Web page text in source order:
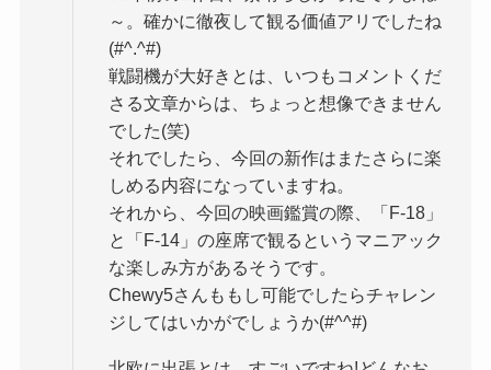
～。確かに徹夜して観る価値アリでしたね
(#^.^#)
戦闘機が大好きとは、いつもコメントくだ
さる文章からは、ちょっと想像できません
でした(笑)
それでしたら、今回の新作はまたさらに楽
しめる内容になっていますね。
それから、今回の映画鑑賞の際、「F-18」
と「F-14」の座席で観るというマニアック
な楽しみ方があるそうです。
Chewy5さんももし可能でしたらチャレン
ジしてはいかがでしょうか(#^^#)